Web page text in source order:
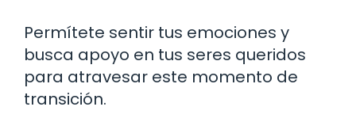
Permítete sentir tus emociones y
busca apoyo en tus seres queridos
para atravesar este momento de
transición.